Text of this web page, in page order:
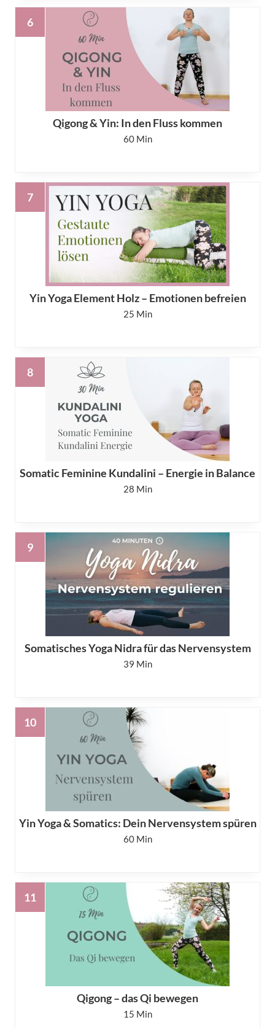
Qigong & Yin: In den Fluss kommen
60
Yin Yoga Element Holz – Emotionen befreien
25
Somatic Feminine Kundalini – Energie in Balance
28
Somatisches Yoga Nidra für das Nervensystem
39
Yin Yoga & Somatics: Dein Nervensystem spüren
60
Qigong – das Qi bewegen
15